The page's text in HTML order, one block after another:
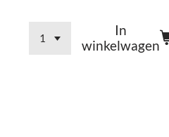
In
winkelwagen